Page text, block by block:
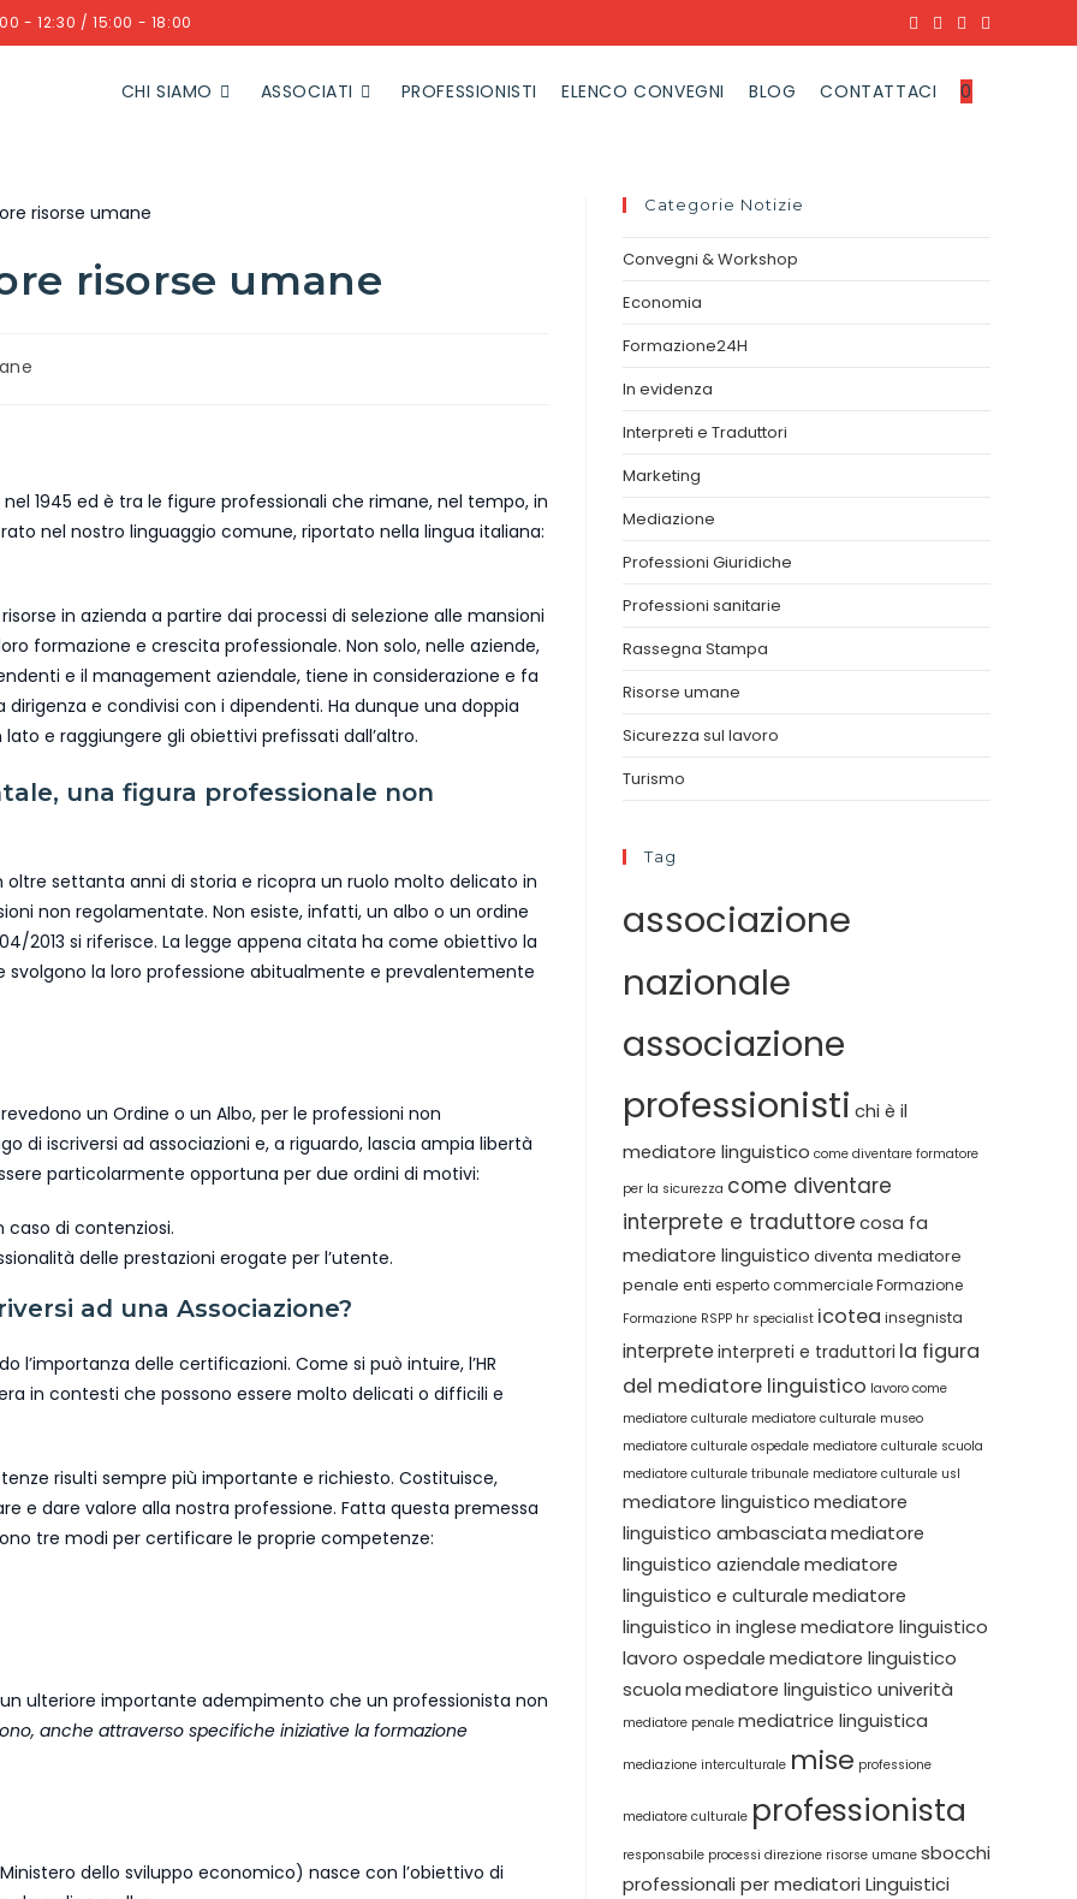
- 12:30 / 15:00 - 18:00
CHI SIAMO ASSOCIATI PROFESSIONISTI ELENCO CONVEGNI BLOG CONTATTACI 0
risorse umane
1945 ed è tra le figure professionali che rimane, nel tempo, in
nel nostro linguaggio comune, riportato nella lingua italiana:
in azienda a partire dai processi di selezione alle mansioni
formazione e crescita professionale. Non solo, nelle aziende,
e il management aziendale, tiene in considerazione e fa
e condivisi con i dipendenti. Ha dunque una doppia
e raggiungere gli obiettivi prefissati dall’altro.
una figura professionale non
settanta anni di storia e ricopra un ruolo molto delicato in
non regolamentate. Non esiste, infatti, un albo o un ordine
2013 si riferisce. La legge appena citata ha come obiettivo la
la loro professione abitualmente e prevalentemente
un Ordine o un Albo, per le professioni non
di iscriversi ad associazioni e, a riguardo, lascia ampia libertà
particolarmente opportuna per due ordini di motivi:
caso di contenziosi.
delle prestazioni erogate per l’utente.
ad una Associazione?
delle certificazioni. Come si può intuire, l’HR
in contesti che possono essere molto delicati o difficili e
risulti sempre più importante e richiesto. Costituisce,
e dare valore alla nostra professione. Fatta questa premessa
tre modi per certificare le proprie competenze:
ulteriore importante adempimento che un professionista non
anche attraverso specifiche iniziative la formazione
dello sviluppo economico) nasce con l’obiettivo di
Categorie Notizie
Convegni & Workshop
Economia
Formazione24H
In evidenza
Interpreti e Traduttori
Marketing
Mediazione
Professioni Giuridiche
Professioni sanitarie
Rassegna Stampa
Risorse umane
Sicurezza sul lavoro
Turismo
Tag
associazione
nazionale
associazione
professionisti chi è il
mediatore linguistico come diventare formatore
per la sicurezza come diventare
interprete e traduttore cosa fa
mediatore linguistico diventa mediatore
penale enti esperto commercialeFormazione
Formazione RSPP hr specialist icotea insegnista
interprete interpreti e traduttori la figura
del mediatore linguistico lavoro come
mediatore culturale mediatore culturale museo
mediatore culturale ospedale mediatore culturale scuola
mediatore culturale tribunale mediatore culturale usl
mediatore linguistico mediatore
linguistico ambasciata mediatore
linguistico aziendale mediatore
linguistico e culturale mediatore
linguistico in inglese mediatore linguistico
lavoro ospedale mediatore linguistico
scuola mediatore linguistico univerità
mediatore penale mediatrice linguistica
mediazione interculturale mise professione
mediatore culturale professionista
responsabile processi direzione risorse umane sbocchi
professionali per mediatori Linguistici